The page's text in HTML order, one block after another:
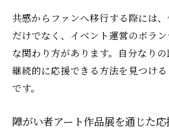
共感からファンへ移行する際には
だけでなく、イベント運営のボラ
な関わり方があります。自分なりの
継続的に応援できる方法を見つけ
です。
障がい者アート作品展を通じた